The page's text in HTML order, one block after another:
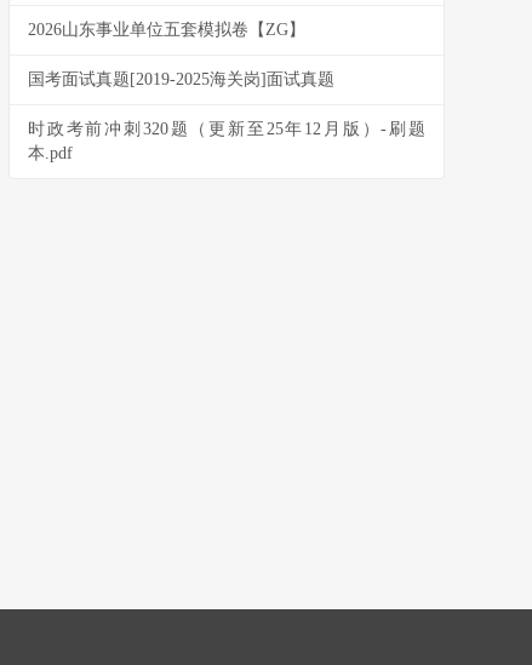
2026山东事业单位五套模拟卷【ZG】
国考面试真题[2019-2025海关岗]面试真题
时政考前冲刺320题（更新至25年12月版）-刷题
本.pdf